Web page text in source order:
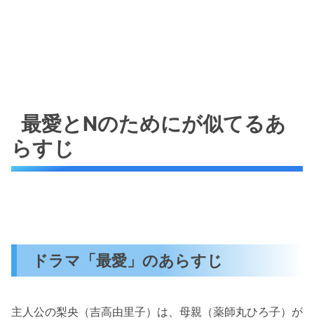
最愛とNのためにが似てるあ
らすじ
ドラマ「最愛」のあらすじ
主人公の梨央（吉高由里子）は、母親（薬師丸ひろ子）が